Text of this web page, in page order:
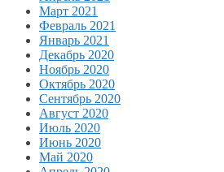
Март 2021
Февраль 2021
Январь 2021
Декабрь 2020
Ноябрь 2020
Октябрь 2020
Сентябрь 2020
Август 2020
Июль 2020
Июнь 2020
Май 2020